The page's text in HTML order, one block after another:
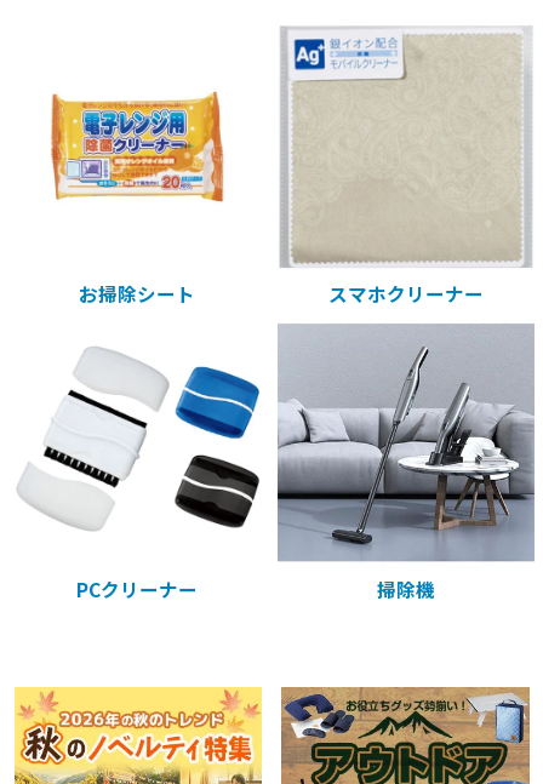
お掃除シート スマホクリーナー
PCクリーナー 掃除機